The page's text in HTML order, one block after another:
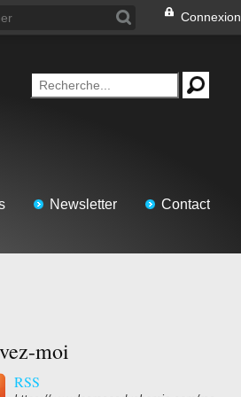
Connexion
Newsletter Contact
moi
RSS